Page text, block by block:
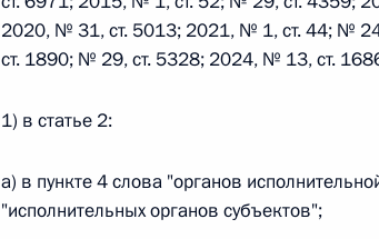
Федеральный закон от 26.07.2026 г.
О внесении изменений в Трудовой кодекс
Федеральный закон от 26.07.2026 г.
2020, № 31, ст. 5013; 2021, № 1, ст. 44; №
ст. 1890; № 29, ст. 5328; 2024, № 13, ст.
1) в статье 2:
а) в пункте 4 слова "органов
"исполнительных органов субъектов";